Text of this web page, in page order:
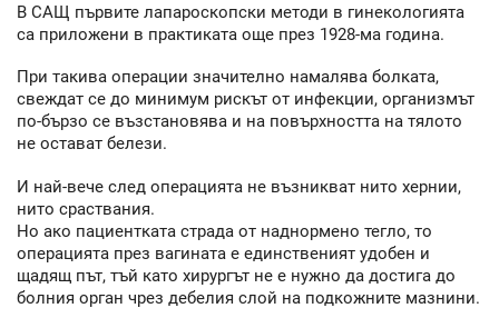
В САЩ първите лапароскопски методи в гинекологията
са приложени в практиката още през 1928-ма година.
При такива операции значително намалява болката,
свеждат се до минимум рискът от инфекции, организмът
по-бързо се възстановява и на повърхността на тялото
не остават белези.
И най-вече след операцията не възникват нито хернии,
нито сраствания.
Но ако пациентката страда от наднормено тегло, то
операцията през вагината е единственият удобен и
щадящ път, тъй като хирургът не е нужно да достига до
болния орган чрез дебелия слой на подкожните мазнини.